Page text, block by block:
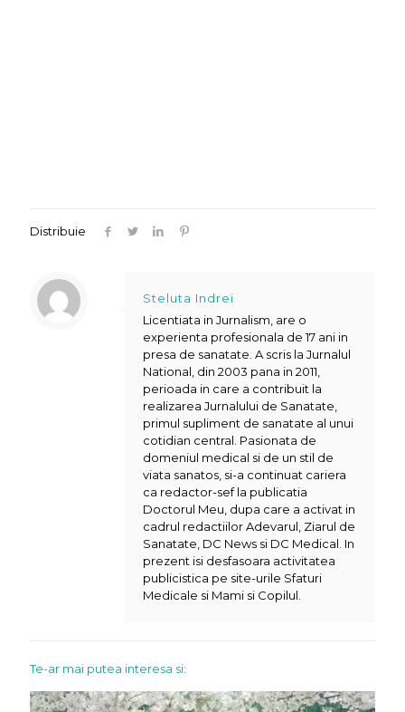
Distribuie
Steluta Indrei
Licentiata in Jurnalism, are o
experienta profesionala de 17 ani in
presa de sanatate. A scris la Jurnalul
National, din 2003 pana in 2011,
perioada in care a contribuit la
realizarea Jurnalului de Sanatate,
primul supliment de sanatate al unui
cotidian central. Pasionata de
domeniul medical si de un stil de
viata sanatos, si-a continuat cariera
ca redactor-sef la publicatia
Doctorul Meu, dupa care a activat in
cadrul redactiilor Adevarul, Ziarul de
Sanatate, DC News si DC Medical. In
prezent isi desfasoara activitatea
publicistica pe site-urile Sfaturi
Medicale si Mami si Copilul.
Te-ar mai putea interesa si: